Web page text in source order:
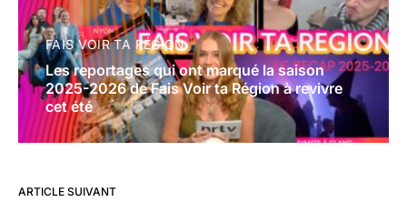
FAIS VOIR TA RÉGION
Les reportages qui ont marqué la saison
2025-2026 de Fais Voir ta Région à revivre
cet été
ARTICLE SUIVANT